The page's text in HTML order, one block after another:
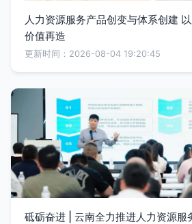
人力资源服务产品创变与体系创建
价值再造
更新时间：2026-08-04 19:20:45
砥砺奋进 | 云南全力推进人力资源服